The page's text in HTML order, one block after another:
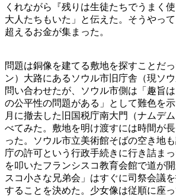
くれながら『残りは生徒たちでうまく
大人たちもいた」と伝えた。そうやっ
超えるお金が集まった。
問題は銅像を建てる敷地を探すことだ
ン）大路にあるソウル市旧庁舎（現ソ
問い合わせたが、ソウル市側は「趣旨
の公平性の問題がある」として難色を
月に撤去した旧国税庁南大門（ナムデ
べてみた。敷地を明け渡すには時間が
った。ソウル市立美術館そばの空き地
庁の許可という行政手続きに行き詰ま
を叩いたフランシスコ教育会館で道が
スコ小さな兄弟会」はすぐに司祭会議
することを決めた。少女像は従順に座